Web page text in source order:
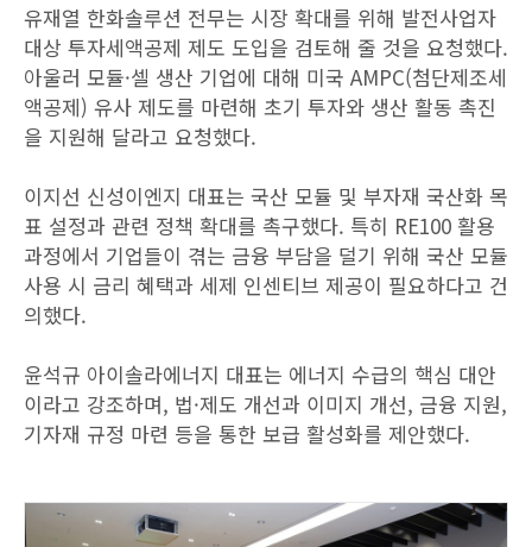
유재열 한화솔루션 전무는 시장 확대를 위해 발전사업자
대상 투자세액공제 제도 도입을 검토해 줄 것을 요청했다.
아울러 모듈·셀 생산 기업에 대해 미국 AMPC(첨단제조세
액공제) 유사 제도를 마련해 초기 투자와 생산 활동 촉진
을 지원해 달라고 요청했다.
이지선 신성이엔지 대표는 국산 모듈 및 부자재 국산화 목
표 설정과 관련 정책 확대를 촉구했다. 특히 RE100 활용
과정에서 기업들이 겪는 금융 부담을 덜기 위해 국산 모듈
사용 시 금리 혜택과 세제 인센티브 제공이 필요하다고 건
의했다.
윤석규 아이솔라에너지 대표는 에너지 수급의 핵심 대안
이라고 강조하며, 법·제도 개선과 이미지 개선, 금융 지원,
기자재 규정 마련 등을 통한 보급 활성화를 제안했다.